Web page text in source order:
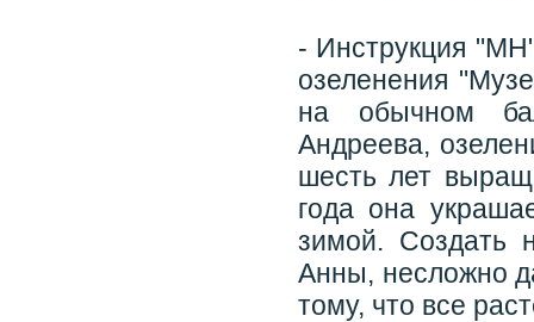
- Инструкция
озеленения
на обычном
Андреева,
шесть лет
года она
зимой. Создать
Анны, несложно
тому, что все